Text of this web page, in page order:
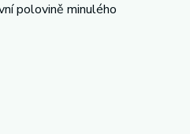
polovině minulého